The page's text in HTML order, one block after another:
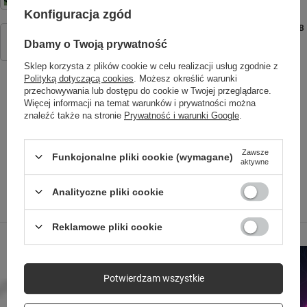
Forever ładowarka sieciowa GaN PD QC TC-08-20AC 1x USB-C 1x USB
20W biała
25,90 zł
SPRAWDŹ TAKŻE
Poprzedni z tej kategorii Następny z tej kategorii
Konfiguracja zgód
Dbamy o Twoją prywatność
Sklep korzysta z plików cookie w celu realizacji usług zgodnie z
Polityką dotyczącą cookies . Możesz określić warunki
przechowywania lub dostępu do cookie w Twojej przeglądarce.
Więcej informacji na temat warunków i prywatności można
znaleźć także na stronie Prywatność i warunki Google
Funkcjonalne pliki cookie (wymagane)
Zawsze
aktywne
Analityczne pliki cookie
Reklamowe pliki cookie
Potwierdzam wszystkie